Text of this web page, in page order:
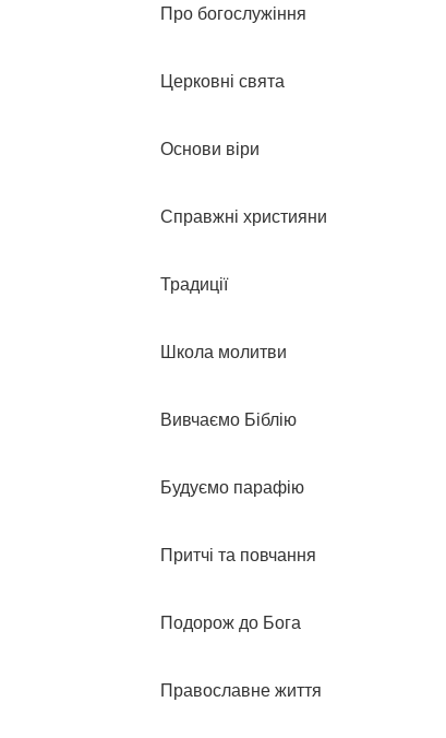
Про богослужіння
Церковні свята
Основи віри
Справжні християни
Традиції
Школа молитви
Вивчаємо Біблію
Будуємо парафію
Притчі та повчання
Подорож до Бога
Православне життя